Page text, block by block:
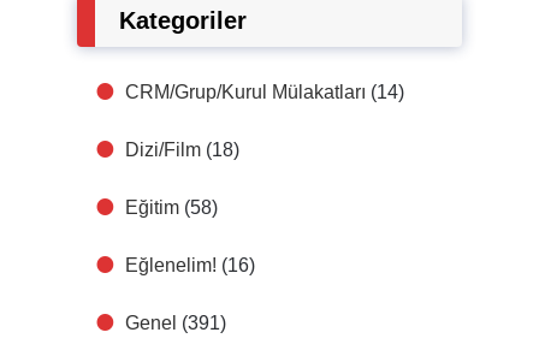
Kategoriler
CRM/Grup/Kurul Mülakatları (14)
Dizi/Film (18)
Eğitim (58)
Eğlenelim! (16)
Genel (391)